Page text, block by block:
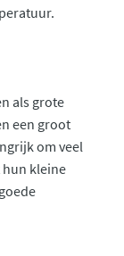
als grote
een groot
om veel
kleine